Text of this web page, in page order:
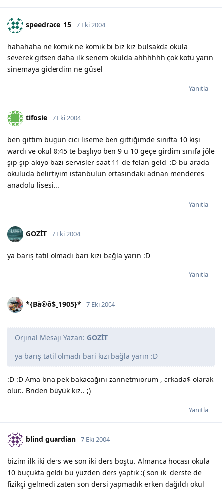
speedrace_15 7 Eki 2004
hahahaha ne komik ne komik bi biz kız bulsakda okula
severek gitsen daha ilk senem okulda ahhhhhh çok kötü yarın
sinemaya giderdim ne güsel
Yanıtla
tifosie 7 Eki 2004
ben gittim bugün cici liseme ben gittiğimde sınıfta 10 kişi
wardı ve okul 8:45 te başlıyo ben 9 u 10 geçe girdim sınıfa jöle
şıp şıp akıyo bazı servisler saat 11 de felan geldi :D bu arada
okuluda belirtiyim istanbulun ortasındaki adnan menderes
anadolu lisesi...
Yanıtla
GOZİT 7 Eki 2004
ya barış tatil olmadı bari kızı bağla yarın :D
Yanıtla
*{Bå®ô$_1905}* 7 Eki 2004
Orjinal Mesajı Yazan: GOZİT
ya barış tatil olmadı bari kızı bağla yarın :D
:D :D Ama bna pek bakacağını zannetmiorum , arkada$ olarak
olur.. Bnden büyük kız.. ;)
Yanıtla
blind guardian 7 Eki 2004
bizim ilk iki ders we son iki ders boştu. Almanca hocası okula
10 buçukta geldi bu yüzden ders yaptık :( son iki derste de
fizikçi gelmedi zaten son dersi yapmadık erken dağıldı okul